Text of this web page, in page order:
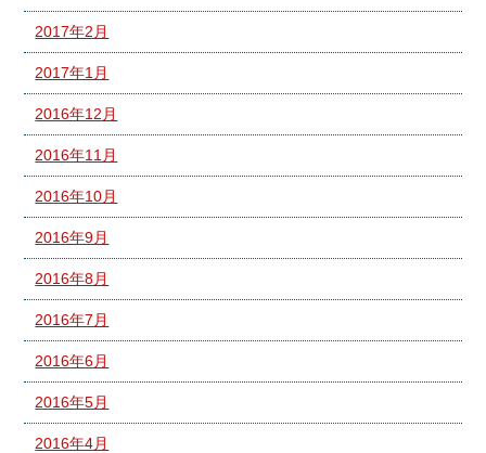
2017年2月
2017年1月
2016年12月
2016年11月
2016年10月
2016年9月
2016年8月
2016年7月
2016年6月
2016年5月
2016年4月